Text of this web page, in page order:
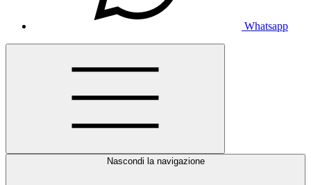
Whatsapp
Nascondi la navigazione